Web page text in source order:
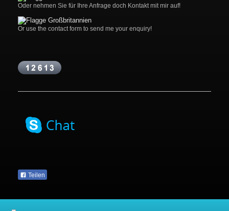
Oder nehmen Sie für Ihre Anfrage doch Kontakt mit mir auf!
Or use the contact form to send me your enquiry!
Teilen